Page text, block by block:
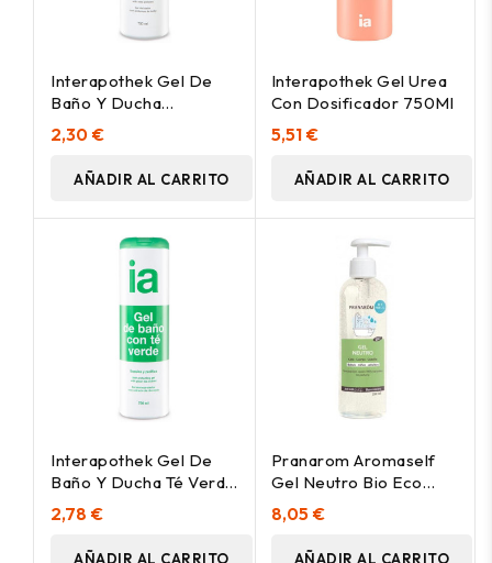
Interapothek Gel De
Baño Y Ducha
Proteinas De Leche
750Ml
2,30 €
AÑADIR AL CARRITO
Interapothek Gel Urea
Con Dosificador 750Ml
5,51 €
AÑADIR AL CARRITO
Interapothek Gel De
Baño Y Ducha Té Verde
750Ml
2,78 €
AÑADIR AL CARRITO
Pranarom Aromaself
Gel Neutro Bio Eco
250Ml
8,05 €
AÑADIR AL CARRITO